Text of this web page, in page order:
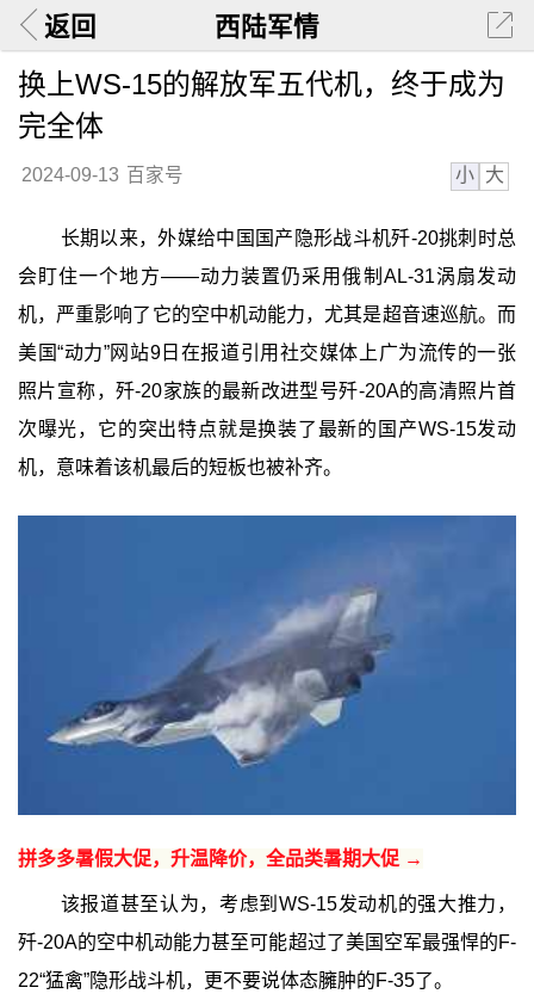
返回 西陆军情
换上WS-15的解放军五代机，终于成为
完全体
2024-09-13 百家号 小 大
长期以来，外媒给中国国产隐形战斗机歼-20挑刺时总
会盯住一个地方——动力装置仍采用俄制AL-31涡扇发动
机，严重影响了它的空中机动能力，尤其是超音速巡航。而
美国“动力”网站9日在报道引用社交媒体上广为流传的一张
照片宣称，歼-20家族的最新改进型号歼-20A的高清照片首
次曝光，它的突出特点就是换装了最新的国产WS-15发动
机，意味着该机最后的短板也被补齐。
拼多多暑假大促，升温降价，全品类暑期大促 →
该报道甚至认为，考虑到WS-15发动机的强大推力，
歼-20A的空中机动能力甚至可能超过了美国空军最强悍的F-
22“猛禽”隐形战斗机，更不要说体态臃肿的F-35了。